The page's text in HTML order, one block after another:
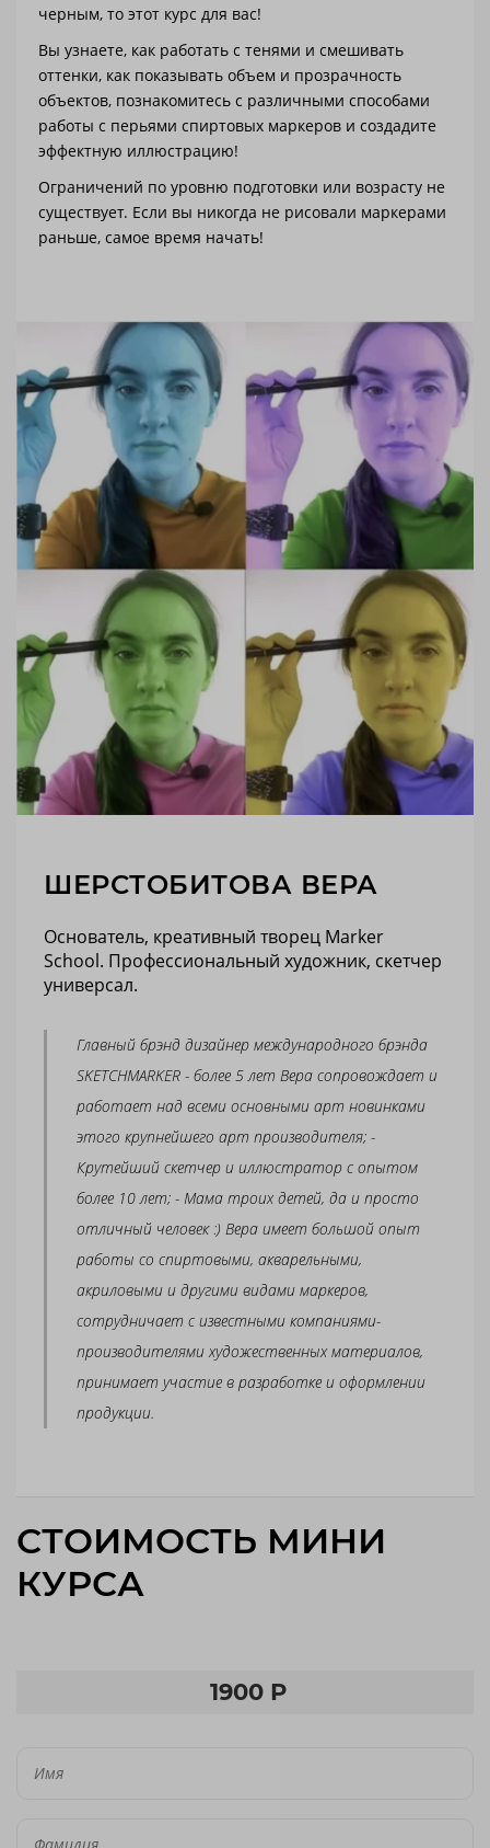
черным, то этот курс для вас!
Вы узнаете, как работать с тенями и смешивать
оттенки, как показывать объем и прозрачность
объектов, познакомитесь с различными способами
работы с перьями спиртовых маркеров и создадите
эффектную иллюстрацию!
Ограничений по уровню подготовки или возрасту не
существует. Если вы никогда не рисовали маркерами
раньше, самое время начать!
ШЕРСТОБИТОВА ВЕРА
Основатель, креативный творец Marker
School. Профессиональный художник, скетчер
универсал.
Главный брэнд дизайнер международного брэнда
SKETCHMARKER - более 5 лет Вера сопровождает и
работает над всеми основными арт новинками
этого крупнейшего арт производителя; -
Крутейший скетчер и иллюстратор с опытом
более 10 лет; - Мама троих детей, да и просто
отличный человек :) Вера имеет большой опыт
работы со спиртовыми, акварельными,
акриловыми и другими видами маркеров,
сотрудничает с известными компаниями-
производителями художественных материалов,
принимает участие в разработке и оформлении
продукции.
СТОИМОСТЬ МИНИ
КУРСА
1900 Р